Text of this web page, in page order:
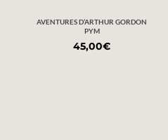
AVENTURES D’ARTHUR GORDON
PYM
45,00€